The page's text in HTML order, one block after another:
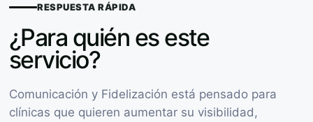
RESPUESTA RÁPIDA
¿Para quién es este
servicio?
Comunicación y Fidelización está pensado para
clínicas que quieren aumentar su visibilidad,